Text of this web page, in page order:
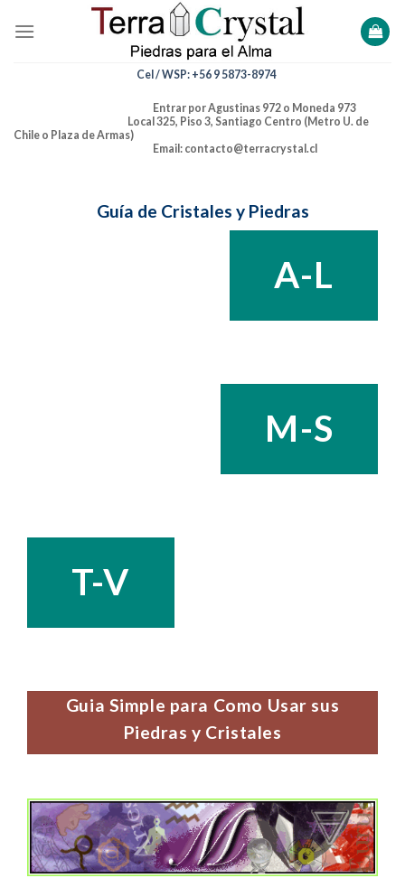
Cel / WSP: +56 9 5873-8974
Entrar por Agustinas 972 o Moneda 973
Local 325, Piso 3, Santiago Centro (Metro U. de
Chile o Plaza de Armas)
Email: contacto@terracrystal.cl
Guía de Cristales y Piedras
A-L
M-S
T-V
Guia Simple para Como Usar sus
Piedras y Cristales